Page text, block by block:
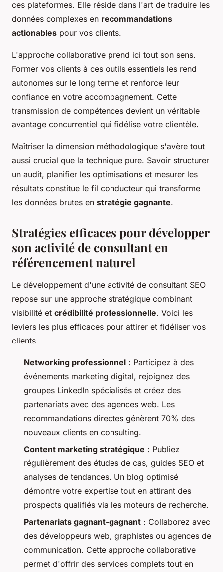
ces plateformes. Elle réside dans l'art de traduire les
données complexes en recommandations
actionables pour vos clients.
L'approche collaborative prend ici tout son sens.
Former vos clients à ces outils essentiels les rend
autonomes sur le long terme et renforce leur
confiance en votre accompagnement. Cette
transmission de compétences devient un véritable
avantage concurrentiel qui fidélise votre clientèle.
Maîtriser la dimension méthodologique s'avère tout
aussi crucial que la technique pure. Savoir structurer
un audit, planifier les optimisations et mesurer les
résultats constitue le fil conducteur qui transforme
les données brutes en stratégie gagnante.
Stratégies efficaces pour développer
son activité de consultant en
référencement naturel
Le développement d'une activité de consultant SEO
repose sur une approche stratégique combinant
visibilité et crédibilité professionnelle. Voici les
leviers les plus efficaces pour attirer et fidéliser vos
clients.
Networking professionnel : Participez à des
événements marketing digital, rejoignez des
groupes LinkedIn spécialisés et créez des
partenariats avec des agences web. Les
recommandations directes génèrent 70% des
nouveaux clients en consulting.
Content marketing stratégique : Publiez
régulièrement des études de cas, guides SEO et
analyses de tendances. Un blog optimisé
démontre votre expertise tout en attirant des
prospects qualifiés via les moteurs de recherche.
Partenariats gagnant-gagnant : Collaborez avec
des développeurs web, graphistes ou agences de
communication. Cette approche collaborative
permet d'offrir des services complets tout en